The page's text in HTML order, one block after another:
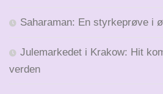
Saharaman: En styrkeprøve i
Julemarkedet i Krakow: Hit
verden